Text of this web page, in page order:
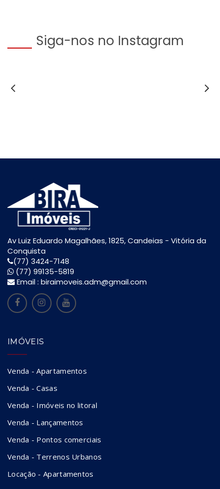
Siga-nos no Instagram
Av Luiz Eduardo Magalhães, 1825, Candeias - Vitória da
Conquista
(77) 3424-7148
(77) 99135-5819
Email : biraimoveis.adm@gmail.com
IMÓVEIS
Venda - Apartamentos
Venda - Casas
Venda - Imóveis no litoral
Venda - Lançamentos
Venda - Pontos comerciais
Venda - Terrenos Urbanos
Locação - Apartamentos